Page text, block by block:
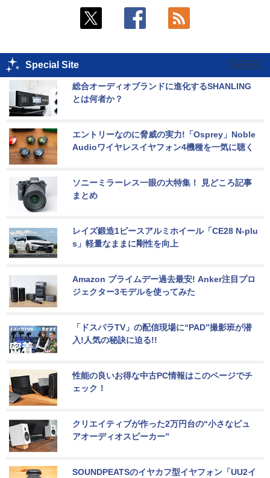
Special Site
総合オーディオブランドに進化するSHANLING
とは何者か？
エントリーなのに脅威の実力!「Osprey」Noble
Audioワイヤレスイヤフォン4機種を一気に聴く
ソニーミラーレス一眼の大特集！ 見どころ記事
まとめ
レイズ鍛造1ピースアルミホイール「CE28 N-plu
s」軽量なままに剛性を向上
Amazon プライムデー過去最安! Anker注目プロ
ジェクター3モデルを使ってみた
「ドスパラTV」の配信現場に“PAD”撮影班が潜
入!人気の秘訣に迫る!!
性能の良いお得な中古PC情報はこのページでチ
ェック！
クリエイティブが作った2万円台の“小さなピュ
アオーディオスピーカー”
SOUNDPEATSのイヤカフ型イヤフォン「UU2イ